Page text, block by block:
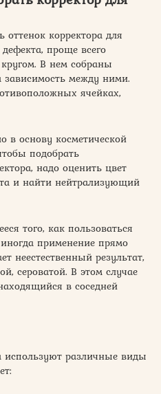
корректора для
проще всего
В нем собраны
между ними.
ячейках,
в основу косметической
подобрать
надо оценить цвет
и найти нейтрализующий
того, как пользоваться
применение прямо
неестественный результат,
сероватой. В этом случае
в соседней
различные виды